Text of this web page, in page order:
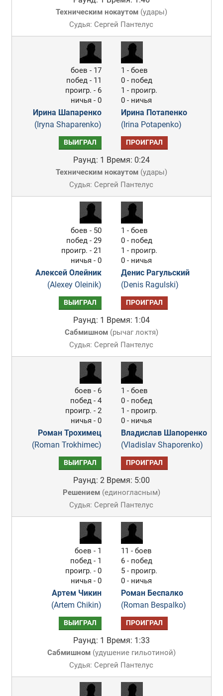
Техническим нокаутом(удары)
Судья: Сергей Пантелус
боев - 17
побед - 11
проигр. - 6
ничья - 0
Ирина Шапаренко
(Iryna Shaparenko)
1 - боев
0 - побед
1 - проигр.
0 - ничья
Ирина Потапенко
(Irina Potapenko)
ВЫИГРАЛ ПРОИГРАЛ
Раунд: 1 Время: 0:24
Техническим нокаутом(удары)
Судья: Сергей Пантелус
боев - 50
побед - 29
проигр. - 21
ничья - 0
Алексей Олейник
(Alexey Oleinik)
1 - боев
0 - побед
1 - проигр.
0 - ничья
Денис Рагульский
(Denis Ragulski)
ВЫИГРАЛ ПРОИГРАЛ
Раунд: 1 Время: 1:04
Сабмишном(рычаг локтя)
Судья: Сергей Пантелус
боев - 6
побед - 4
проигр. - 2
ничья - 0
Роман Трохимец
(Roman Trokhimec)
1 - боев
0 - побед
1 - проигр.
0 - ничья
Владислав Шапоренко
(Vladislav Shaporenko)
ВЫИГРАЛ ПРОИГРАЛ
Раунд: 2 Время: 5:00
Решением(единогласным)
Судья: Сергей Пантелус
боев - 1
побед - 1
проигр. - 0
ничья - 0
Артем Чикин
(Artem Chikin)
11 - боев
6 - побед
5 - проигр.
0 - ничья
Роман Беспалко
(Roman Bespalko)
ВЫИГРАЛ ПРОИГРАЛ
Раунд: 1 Время: 1:33
Сабмишном(удушение гильотиной)
Судья: Сергей Пантелус